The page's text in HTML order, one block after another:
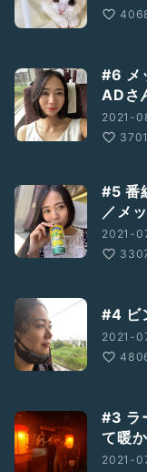
#6 メ
ADさ
2021-
#5 番
／メ
2021-
#4 ビ
2021-
#3 ラ
て暖
2021-